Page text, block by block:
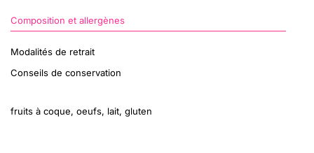
Composition et allergènes
Modalités de retrait
Conseils de conservation
fruits à coque, oeufs, lait, gluten